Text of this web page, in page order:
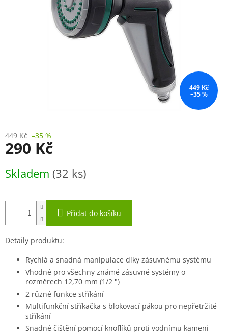
449 Kč
–35 %
449 Kč –35 %
290 Kč
cena:
Skladem (32 ks)
Přidat do košíku
Detaily produktu:
Rychlá a snadná manipulace díky zásuvnému systému
Vhodné pro všechny známé zásuvné systémy o
rozměrech 12,70 mm (1/2 ")
2 různé funkce stříkání
Multifunkční stříkačka s blokovací pákou pro nepřetržité
stříkání
Snadné čištění pomocí knoflíků proti vodnímu kameni